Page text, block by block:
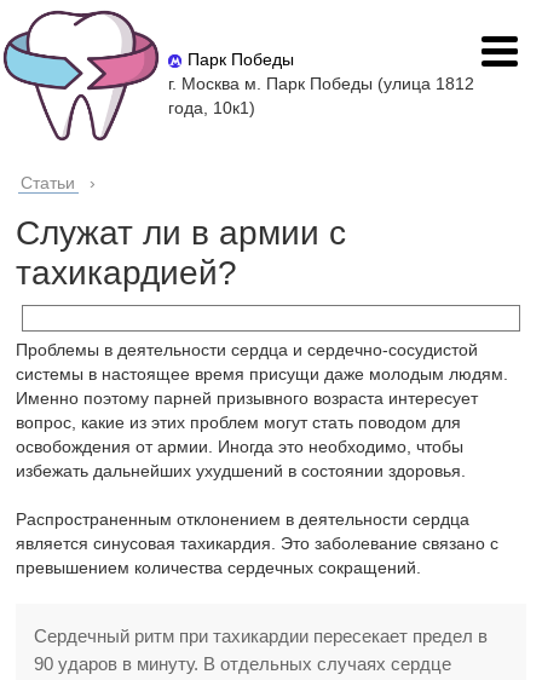
Парк Победы
г. Москва м. Парк Победы (улица 1812
года, 10к1)
Статьи ›
Служат ли в армии с
тахикардией?
Проблемы в деятельности сердца и сердечно-сосудистой
системы в настоящее время присущи даже молодым людям.
Именно поэтому парней призывного возраста интересует
вопрос, какие из этих проблем могут стать поводом для
освобождения от армии. Иногда это необходимо, чтобы
избежать дальнейших ухудшений в состоянии здоровья.
Распространенным отклонением в деятельности сердца
является синусовая тахикардия. Это заболевание связано с
превышением количества сердечных сокращений.
Сердечный ритм при тахикардии пересекает предел в
90 ударов в минуту. В отдельных случаях сердце